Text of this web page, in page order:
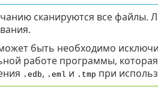
сканируются все файлы.
быть необходимо
работе программы,
.edb, .eml и .tmp при